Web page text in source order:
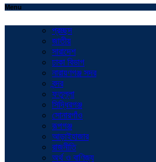
Menu
প্রচ্ছদ
জাতীয়
সারাদেশ
ঢাকা বিভাগ
নারায়ণগঞ্জ সদর
বন্দর
ফতুল্লা
সিদ্ধিরগঞ্জ
সোনারগাঁও
রূপগঞ্জ
আড়াইহাজার
রাজনীতি
অর্থ ও বাণিজ্য